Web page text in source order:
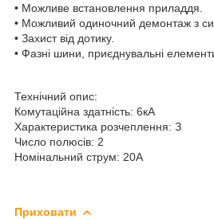
• Можливе встановлення приладдя.
• Можливий одиночний демонтаж з
• Захист від дотику.
• Фазні шини, приєднувальні
Технічний опис:
Комутаційна здатність: 6кА
Характеристика розчеплення: З
Число полюсів: 2
Номінальний струм: 20А
Приховати